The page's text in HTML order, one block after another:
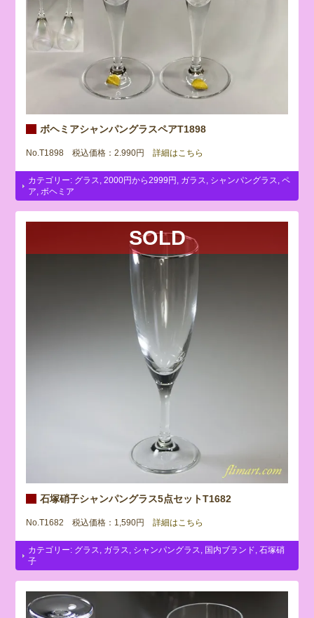
ボヘミアシャンパングラスペアT1898
No.T1898 税込価格：2.990円 詳細はこちら
カテゴリー: グラス ,2000円から2999円 ガラス シャンパングラス ,ペ
ア
ボヘミア
SOLD
石塚硝子シャンパングラス5点セットT1682
No.T1682 税込価格：1,590円 詳細はこちら
カテゴリー: グラス ガラス シャンパングラス 国内ブランド ,石塚硝
子